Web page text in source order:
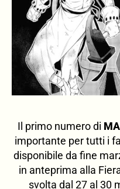
Il primo numero di
importante per tutti i
disponibile da fine
in anteprima alla
svolta dal 27 al 30